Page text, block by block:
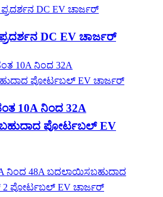
ಪ್ರದರ್ಶನ DC EV ಚಾರ್ಜರ್
10A ನಿಂದ 32A
ಪೋರ್ಟಬಲ್ EV